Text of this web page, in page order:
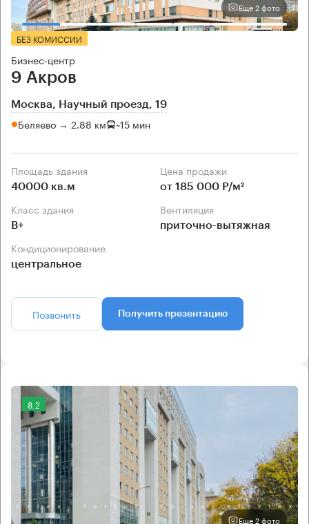
Еще 2 фото
БЕЗ КОМИССИИ
Бизнес-центр
9 Акров
Москва, Научный проезд, 19
Беляево → 2.88 км ~15 мин
Площадь здания
40000 кв.м
Цена продажи
от 185 000 Р/м²
Класс здания
B+
Вентиляция
приточно-вытяжная
Кондиционирование
центральное
Позвонить Получить презентацию
8.2
Еще 2 фото